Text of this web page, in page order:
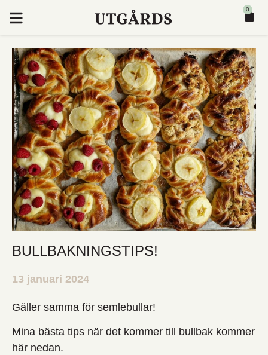
0
BULLBAKNINGSTIPS!
13 januari 2024
Gäller samma för semlebullar!
Mina bästa tips när det kommer till bullbak kommer
här nedan.